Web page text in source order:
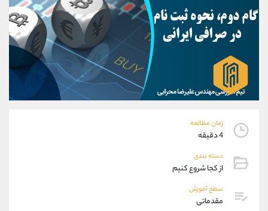
زمان مطالعه
4 دقیقه
دسته بندی
از کجا شروع کنیم
سطح آموزش
مقدماتی
107
پشتیبان فروش (فائزه تهرانی)
موبایل 09101364784
واتساپ شروع گفتگو
تلگرام @Armteam_admin_104
پشتیبان فروش
موبایل
واتساپ
داخلی